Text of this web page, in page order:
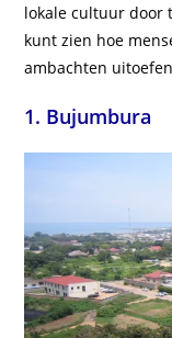
lokale cultuur door
kunt zien hoe
ambachten
1. Bujumbura